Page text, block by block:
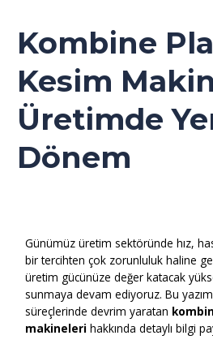
Kombine
Kesim
Üretimde
Dönem
Günümüz üretim sektöründe hız,
bir tercihten çok zorunluluk haline
üretim gücünüze değer katacak
sunmaya devam ediyoruz. Bu
süreçlerinde devrim yaratan
makineleri hakkında detaylı bilgi
Kesim
Makineleri
Üretimde
Yeni
Dönem